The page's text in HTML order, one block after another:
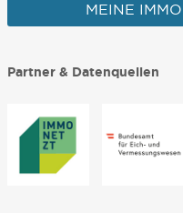
MEINE
Partner & Datenquellen